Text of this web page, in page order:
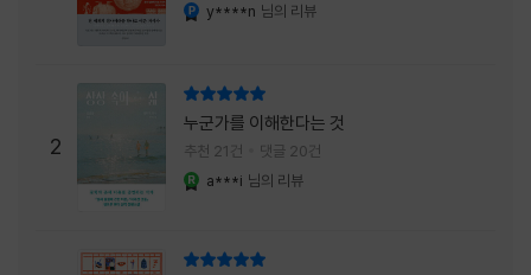
y****n 님의 리뷰
2
누군가를 이해한다는 것
추천 21건 댓글 20건
a***i 님의 리뷰